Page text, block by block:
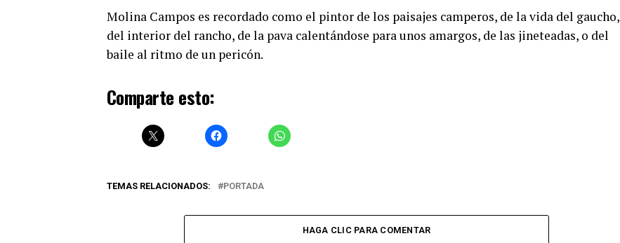
Molina Campos es recordado como el pintor de los paisajes camperos, de la vida del gaucho,
del interior del rancho, de la pava calentándose para unos amargos, de las jineteadas, o del
baile al ritmo de un pericón.
Comparte esto:
TEMAS RELACIONADOS: PORTADA
HAGA CLIC PARA COMENTAR